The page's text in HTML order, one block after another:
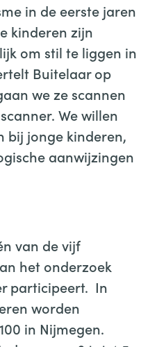
in de eerste jaren
kinderen zijn
om stil te liggen in
Buitelaar op
we ze scannen
We willen
bij jonge kinderen,
aanwijzingen
van de vijf
het onderzoek
participeert. In
worden
in Nijmegen.